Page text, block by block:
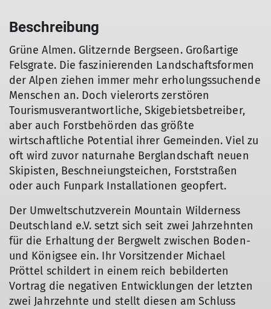
Beschreibung
Grüne Almen. Glitzernde Bergseen. Großartige
Felsgrate. Die faszinierenden Landschaftsformen
der Alpen ziehen immer mehr erholungssuchende
Menschen an. Doch vielerorts zerstören
Tourismusverantwortliche, Skigebietsbetreiber,
aber auch Forstbehörden das größte
wirtschaftliche Potential ihrer Gemeinden. Viel zu
oft wird zuvor naturnahe Berglandschaft neuen
Skipisten, Beschneiungsteichen, Forststraßen
oder auch Funpark Installationen geopfert.
Der Umweltschutzverein Mountain Wilderness
Deutschland e.V. setzt sich seit zwei Jahrzehnten
für die Erhaltung der Bergwelt zwischen Boden-
und Königsee ein. Ihr Vorsitzender Michael
Pröttel schildert in einem reich bebilderten
Vortrag die negativen Entwicklungen der letzten
zwei Jahrzehnte und stellt diesen am Schluss